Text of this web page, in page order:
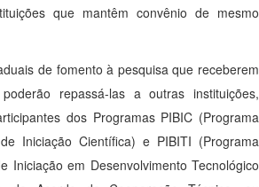
que mantêm convênio de mesmo
de fomento à pesquisa que receberem
repassá-las a outras instituições,
dos Programas PIBIC (Programa
Iniciação Científica) e PIBITI (Programa
Iniciação em Desenvolvimento Tecnológico